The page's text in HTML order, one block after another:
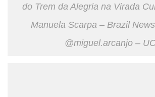
do Trem da Alegria na Virada
Manuela Scarpa – Brazil
@miguel.arcanjo –